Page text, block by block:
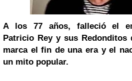
A los 77 años, falleció el
Patricio Rey y sus Redonditos
marca el fin de una era y el
un mito popular.